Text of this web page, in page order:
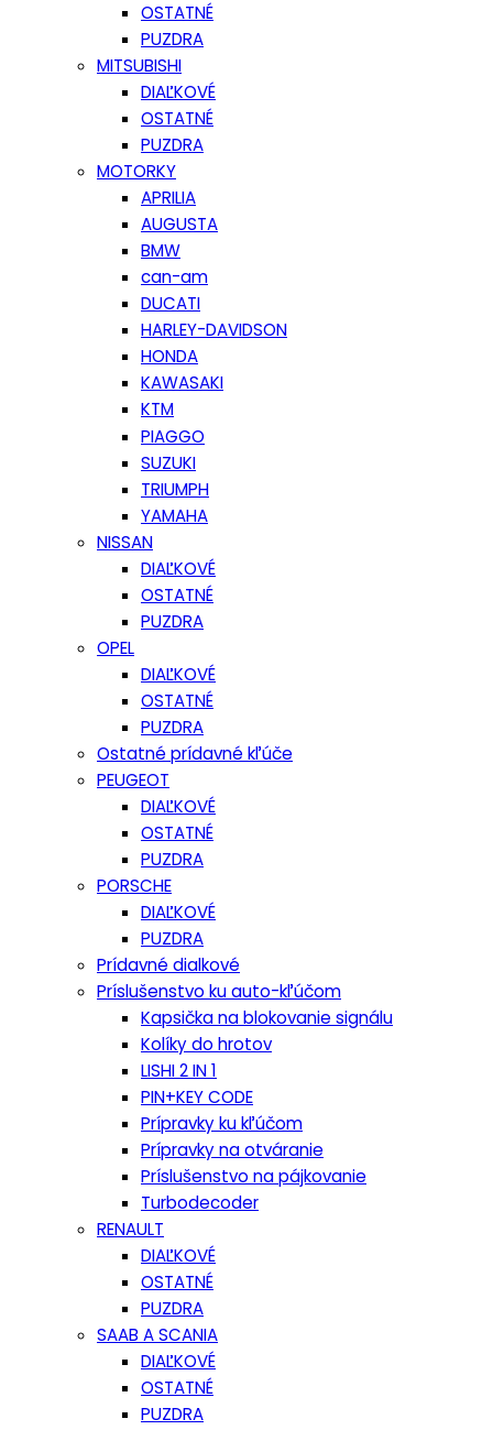
OSTATNÉ
PUZDRA
MITSUBISHI
DIAĽKOVÉ
OSTATNÉ
PUZDRA
MOTORKY
APRILIA
AUGUSTA
BMW
can-am
DUCATI
HARLEY-DAVIDSON
HONDA
KAWASAKI
KTM
PIAGGO
SUZUKI
TRIUMPH
YAMAHA
NISSAN
DIAĽKOVÉ
OSTATNÉ
PUZDRA
OPEL
DIAĽKOVÉ
OSTATNÉ
PUZDRA
Ostatné prídavné kľúče
PEUGEOT
DIAĽKOVÉ
OSTATNÉ
PUZDRA
PORSCHE
DIAĽKOVÉ
PUZDRA
Prídavné dialkové
Príslušenstvo ku auto-kľúčom
Kapsička na blokovanie signálu
Kolíky do hrotov
LISHI 2 IN 1
PIN+KEY CODE
Prípravky ku kľúčom
Prípravky na otváranie
Príslušenstvo na pájkovanie
Turbodecoder
RENAULT
DIAĽKOVÉ
OSTATNÉ
PUZDRA
SAAB A SCANIA
DIAĽKOVÉ
OSTATNÉ
PUZDRA